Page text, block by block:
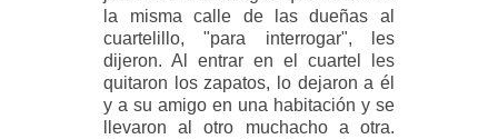
la misma calle de las dueñas al
cuartelillo, "para interrogar", les
dijeron. Al entrar en el cuartel les
quitaron los zapatos, lo dejaron a él
y a su amigo en una habitación y se
llevaron al otro muchacho a otra.